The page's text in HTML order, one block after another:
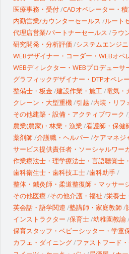
医療事務・受付 CADオペレーター・
内勤営業/カウンターセールス ルート
代理店営業/パートナーセールス ラウ
研究開発・分析評価 システムエンジ
WEBデザイナー・コーダー・WEBオペ
WEBディレクター・WEBプロデューサ
グラフィックデザイナー・DTPオペレ
整備士・板金 建設作業・施工 電気・
クレーン・大型重機 引越 内装・リフ
その他建築・設備・アクティブワーク
農業(農家)・林業・漁業 看護師・保健
薬剤師 介護職・ヘルパー ケアマネジ
サービス提供責任者・ソーシャルワー
作業療法士・理学療法士・言語聴覚士
歯科衛生士・歯科技工士 歯科助手
整体・鍼灸師・柔道整復師・マッサー
その他医療 その他介護・福祉 栄養士
英会話・語学関連 塾講師・家庭教師
インストラクター 保育士 幼稚園教諭
保育スタッフ・ベビーシッター・学童
カフェ・ダイニング ファストフード